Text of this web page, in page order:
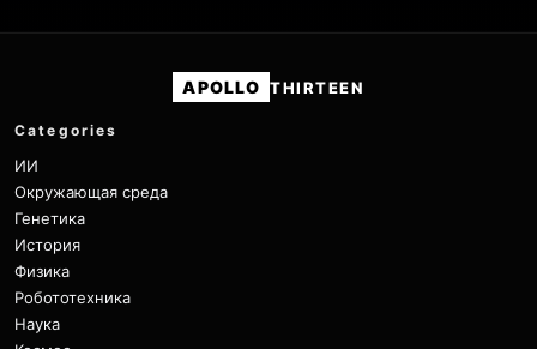
APOLLO THIRTEEN
Categories
ИИ
Окружающая среда
Генетика
История
Физика
Робототехника
Наука